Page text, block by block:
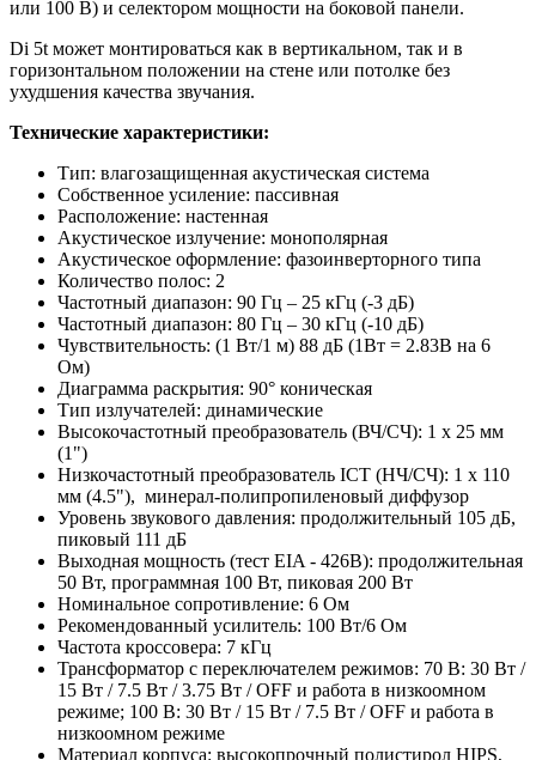
или 100 В) и селектором мощности на боковой панели.
Di 5t может монтироваться как в вертикальном, так и в
горизонтальном положении на стене или потолке без
ухудшения качества звучания.
Технические характеристики:
Тип: влагозащищенная акустическая система
Собственное усиление: пассивная
Расположение: настенная
Акустическое излучение: монополярная
Акустическое оформление: фазоинверторного типа
Количество полос: 2
Частотный диапазон: 90 Гц – 25 кГц (-3 дБ)
Частотный диапазон: 80 Гц – 30 кГц (-10 дБ)
Чувствительность: (1 Вт/1 м) 88 дБ (1Вт = 2.83В на 6
Ом)
Диаграмма раскрытия: 90° коническая
Тип излучателей: динамические
Высокочастотный преобразователь (ВЧ/СЧ): 1 х 25 мм
(1")
Низкочастотный преобразователь ICT (НЧ/СЧ): 1 х 110
мм (4.5"), минерал-полипропиленовый диффузор
Уровень звукового давления: продолжительный 105 дБ,
пиковый 111 дБ
Выходная мощность (тест EIA - 426B): продолжительная
50 Вт, программная 100 Вт, пиковая 200 Вт
Номинальное сопротивление: 6 Ом
Рекомендованный усилитель: 100 Вт/6 Ом
Частота кроссовера: 7 кГц
Трансформатор с переключателем режимов: 70 В: 30 Вт /
15 Вт / 7.5 Вт / 3.75 Вт / OFF и работа в низкоомном
режиме; 100 В: 30 Вт / 15 Вт / 7.5 Вт / OFF и работа в
низкоомном режиме
Материал корпуса: высокопрочный полистирол HIPS,